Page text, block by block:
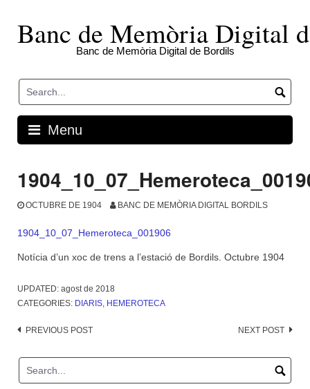
contentBanc de Memòria Digital
Banc de Memòria Digital de Bordils
Menu
OCTUBRE DE 1904 BANC DE MEMÒRIA DIGITAL BORDILS
1904_10_07_Hemeroteca_001906
Notícia d’un xoc de trens a l’estació de Bordils. Octubre 1904
UPDATED: agost de 2018
CATEGORIES: DIARIS, HEMEROTECA
Post
PREVIOUS POST NEXT POST